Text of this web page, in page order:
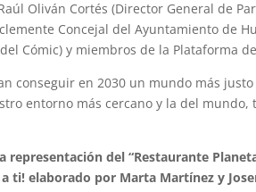
Oliván Cortés (Director General de
Concejal del Ayuntamiento de
Cómic) y miembros de la Plataforma
conseguir en 2030 un mundo más
entorno más cercano y la del mundo,
del “Restaurante
ti! elaborado por Marta Martínez y